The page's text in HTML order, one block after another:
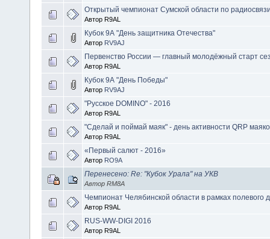
Открытый чемпионат Сумской области по
Автор R9AL
Кубок 9А "День защитника Отечества"
Автор RV9AJ
Первенство России — главный молодёжный старт
Автор R9AL
Кубок 9А "День Победы"
Автор RV9AJ
"Русское DOMINO" - 2016
Автор R9AL
"Сделай и поймай маяк" - день активности QRP
Автор R9AL
«Первый салют - 2016»
Автор RO9A
Перенесено: Re: "Кубок Урала" на УКВ
Автор RM8A
Чемпионат Челябинской области в рамках полевого
Автор R9AL
RUS-WW-DIGI 2016
Автор R9AL